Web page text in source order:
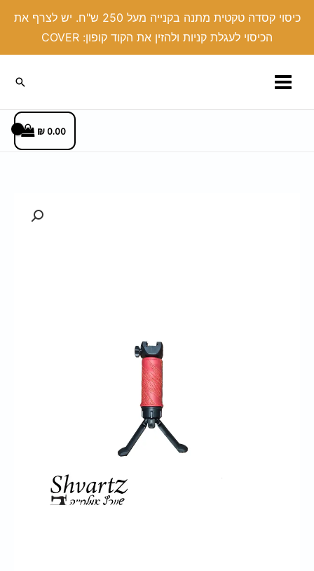
כיסוי קסדה טקטית מתנה בקנייה מעל 250 ש"ח. יש לצרף את
הכיסוי לעגלת קניות ולהזין את הקוד קופון: COVER
חיפוש
0.00
₪